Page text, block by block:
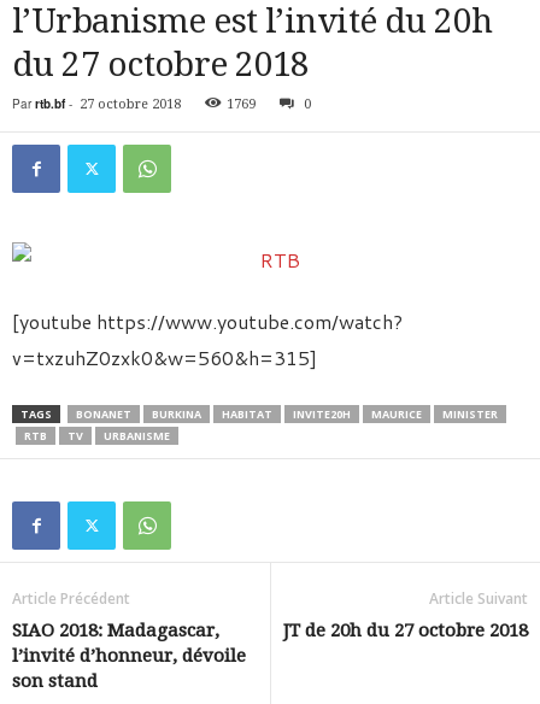
l’Urbanisme est l’invité du 20h
du 27 octobre 2018
Par rtb.bf- 27 octobre 2018 1769 0
[youtube https://www.youtube.com/watch?
v=txzuhZ0zxk0&w=560&h=315]
TAGS BONANET BURKINA HABITAT INVITE20H MAURICE
MINISTER
RTB
TV URBANISME
Article Précédent
SIAO 2018: Madagascar,
l’invité d’honneur, dévoile
son stand
Article Suivant
JT de 20h du 27 octobre 2018